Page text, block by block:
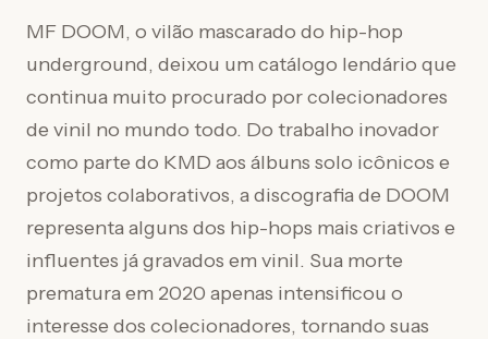
MF DOOM, o vilão mascarado do hip-hop
underground, deixou um catálogo lendário que
continua muito procurado por colecionadores
de vinil no mundo todo. Do trabalho inovador
como parte do KMD aos álbuns solo icônicos e
projetos colaborativos, a discografia de DOOM
representa alguns dos hip-hops mais criativos e
influentes já gravados em vinil. Sua morte
prematura em 2020 apenas intensificou o
interesse dos colecionadores, tornando suas